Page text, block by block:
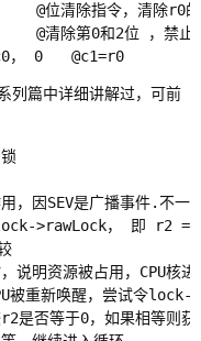
列篇中详细讲解过，可前